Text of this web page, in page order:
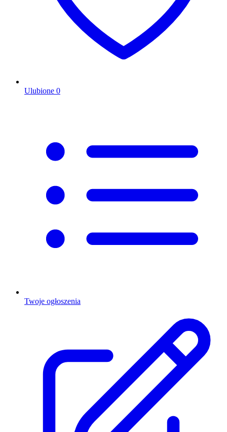
Ulubione 0
Twoje ogłoszenia